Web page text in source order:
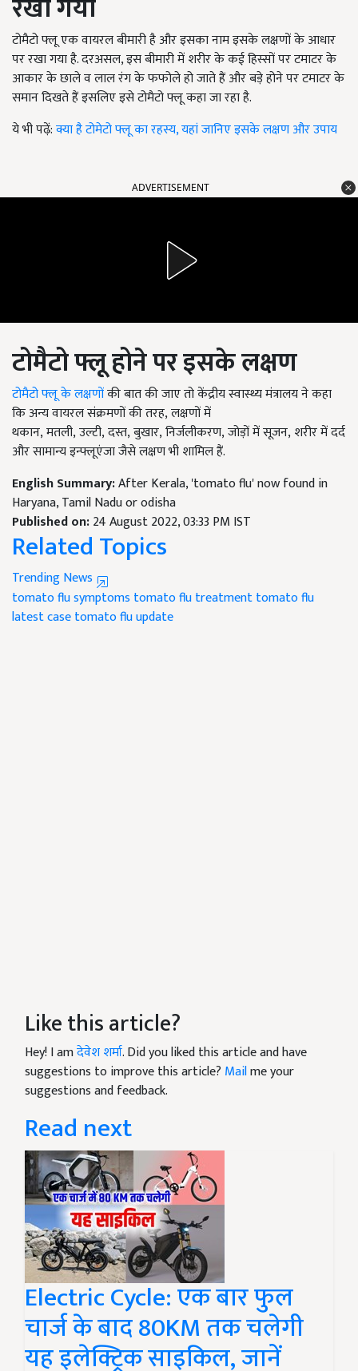
रखा गया
टोमैटो फ्लू एक वायरल बीमारी है और इसका नाम इसके लक्षणों के आधार
पर रखा गया है. दरअसल, इस बीमारी में शरीर के कई हिस्सों पर टमाटर के
आकार के छाले व लाल रंग के फफोले हो जाते हैं और बड़े होने पर टमाटर के
समानदिखतेहैं इसलिए इसे टोमैटोफ्लूकहा जा रहा है.
ये भी पढ़ें:क्या है टोमेटो फ्लू का रहस्य, यहां जानिए इसके लक्षण और उपाय
ADVERTISEMENT
टोमैटोफ्लूहोने पर इसके लक्षण
टोमैटोफ्लूके लक्षणोंकी बात की जाए तो केंद्रीय स्वास्थ्य मंत्रालय ने कहा
कि अन्य वायरल संक्रमणों की तरह,लक्षणों में
थकान,मतली,उल्टी,दस्त,बुखार,निर्जलीकरण,जोड़ों में सूजन,शरीर में दर्द
और सामान्य इन्फ्लूएंजा जैसे लक्षण भी शामिल हैं.
English Summary:After Kerala, 'tomato flu' now found in
Haryana, Tamil Nadu or odisha
Published on:24 August 2022, 03:33 PM IST
Related Topics
Trending News
tomato flu symptoms tomato flu treatmenttomato flu
latest casetomato flu update
Like this article?
Hey! I amदेवेश शर्मा. Did you liked this article and have
suggestions to improve this article? Mailme your
suggestions and feedback.
Read next
Electric Cycle: एक बार फुल
चार्ज के बाद 80KM तक चलेगी
यह इलेक्ट्रिक साइकिल, जानें